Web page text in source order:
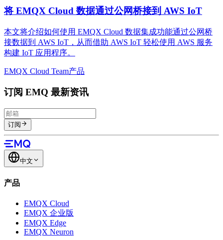
将 EMQX Cloud 数据通过公网桥接到 AWS IoT
本文将介绍如何使用 EMQX Cloud 数据集成功能通过公网桥
接数据到 AWS IoT，从而借助 AWS IoT 轻松使用 AWS 服务
构建 IoT 应用程序。
EMQX Cloud Team产品
订阅 EMQ 最新资讯
订阅
中文
产品
EMQX Cloud
EMQX 企业版
EMQX Edge
EMQX Neuron